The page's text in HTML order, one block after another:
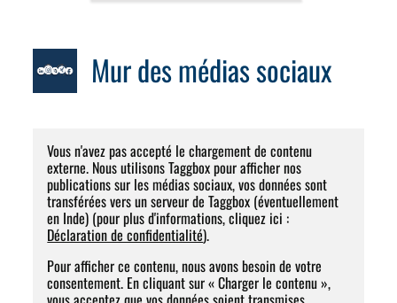
Mur des médias sociaux
Vous n'avez pas accepté le chargement de contenu
externe. Nous utilisons Taggbox pour afficher nos
publications sur les médias sociaux, vos données sont
transférées vers un serveur de Taggbox (éventuellement
en Inde) (pour plus d'informations, cliquez ici :
Déclaration de confidentialité).
Pour afficher ce contenu, nous avons besoin de votre
consentement. En cliquant sur « Charger le contenu »,